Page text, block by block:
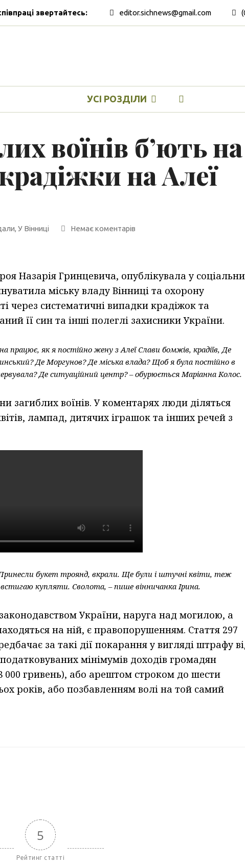
звертайтесь: editor.sichnews@gmail.com
УСІ РОЗДІЛИ
воїнів б’ють на
на Алеї
, У Вінниці Немає коментарів
Назарія Гринцевича, опублікувала у
міську владу Вінниці та охорону
через систематичні випадки крадіжок та
її син та інші полеглі захисники України.
як я постійно жену з Алеї Слави бомжів, крадіїв, Де
Де Моргунов? Де міська влада? Щоб я була постійно в
Де ситуаційний центр? – обурюється Маріанна Колос.
загиблих воїнів. У коментарях люди діляться
лампад, дитячих іграшок та інших речей з
букет троянд, вкрали. Ще були і штучні квіти, теж
купляти. Сволота, – пише вінничанка Ірина.
України, наруга над могилою, а
на ній, є правопорушенням. Стаття 297
за такі дії покарання у вигляді штрафу
мінімумів доходів громадян
000 гривень), або арештом строком до шести
років, або позбавленням волі на той самий
5
Рейтинг статті